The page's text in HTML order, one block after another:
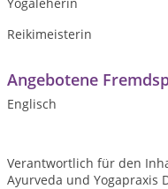
Reikimeisterin
Angebotene
Englisch
Verantwortlich für den
Ayurveda und Yogapraxis